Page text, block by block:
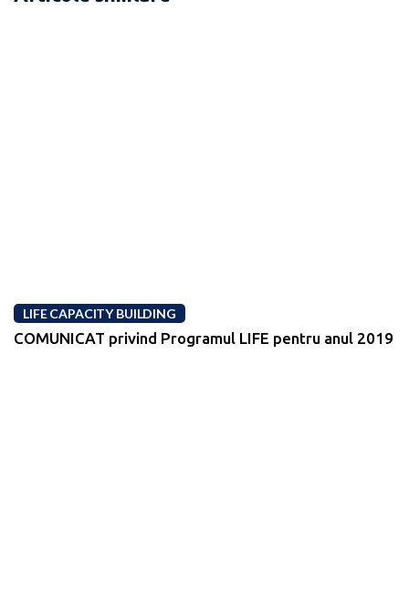
LIFE CAPACITY BUILDING
COMUNICAT privind Programul LIFE pentru anul 2019